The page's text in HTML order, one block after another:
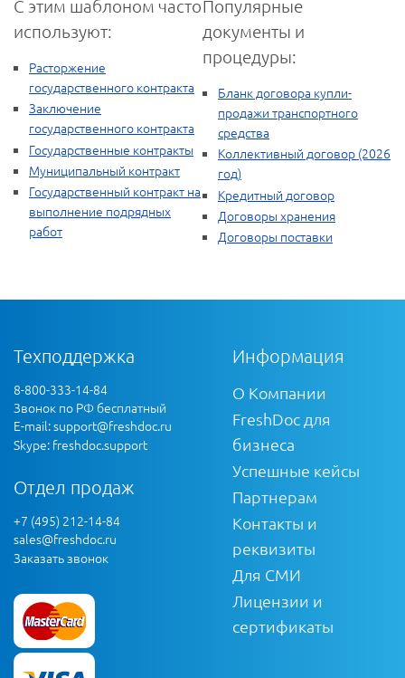
С этим шаблоном часто
используют:
Расторжение
государственного контракта
Заключение
государственного контракта
Государственные контракты
Муниципальный контракт
Государственный контракт на
выполнение подрядных
работ
Популярные
документы и
процедуры:
Бланк договора купли-
продажи транспортного
средства
Коллективный договор (2026
год)
Кредитный договор
Договоры хранения
Договоры поставки
Техподдержка
8-800-333-14-84
Звонок по РФ бесплатный
E-mail:support@freshdoc.ru
Skype: freshdoc.support
Отдел продаж
+7 (495) 212-14-84
sales@freshdoc.ru
Заказать звонок
Информация
О Компании
FreshDoc для
бизнеса
Успешные кейсы
Партнерам
Контакты и
реквизиты
Для СМИ
Лицензии и
сертификаты